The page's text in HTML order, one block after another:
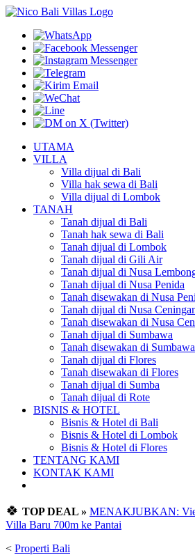
UTAMA
VILLA
Villa dijual di Bali
Villa hak sewa di Bali
Villa dijual di Lombok
TANAH
Tanah dijual di Bali
Tanah hak sewa di Bali
Tanah dijual di Lombok
Tanah dijual di Gili Air
Tanah dijual di Nusa
Tanah dijual di Nusa Penida
Tanah disewakan di Nusa
Tanah dijual di Nusa
Tanah disewakan di Nusa
Tanah dijual di Sumbawa
Tanah disewakan di Sumbawa
Tanah dijual di Flores
Tanah disewakan di Flores
Tanah dijual di Sumba
Tanah dijual di Rote
BISNIS & HOTEL
Bisnis & Hotel di Bali
Bisnis & Hotel di Lombok
Bisnis & Hotel di Flores
TENTANG KAMI
KONTAK KAMI
🍀 TOP DEAL » MENAKJUBKAN:
Villa Baru 700m ke Pantai
< Properti Bali